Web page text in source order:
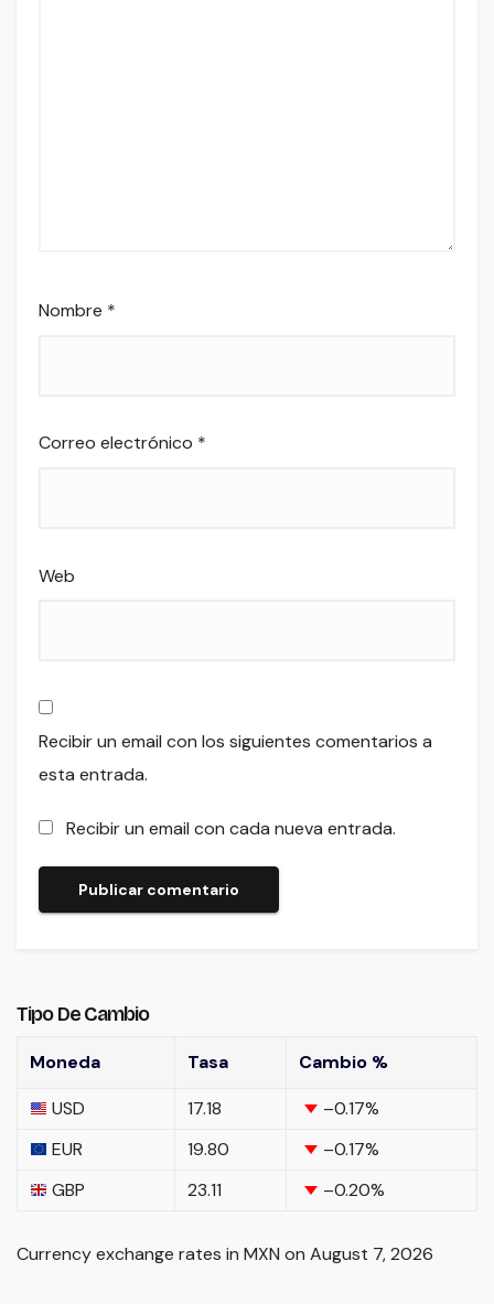
Nombre *
Correo electrónico *
Web
Recibir un email con los siguientes comentarios a
esta entrada.
Recibir un email con cada nueva entrada.
Tipo De Cambio
Moneda Tasa
Cambio %
USD
17.18 –0.17%
EUR
19.80 –0.17%
GBP
23.11 –0.20%
Currency exchange rates in MXN on August 7, 2026